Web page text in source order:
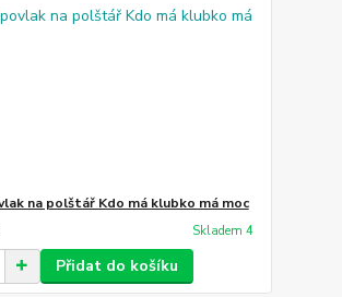
na polštář Kdo má klubko má moc
Skladem 4
Přidat do košíku